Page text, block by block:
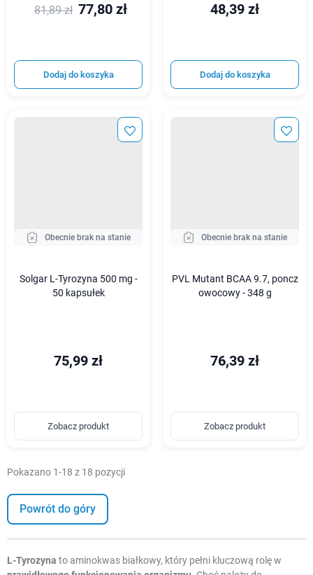
81,89 zł 77,80 zł
Dodaj do koszyka
48,39 zł
Dodaj do koszyka
Obecnie brak na stanie
Solgar L-Tyrozyna 500 mg -
50 kapsułek
75,99 zł
Zobacz produkt
Obecnie brak na stanie
PVL Mutant BCAA 9.7, poncz
owocowy - 348 g
76,39 zł
Zobacz produkt
Pokazano 1-18 z 18 pozycji
Powrót do góry
L-Tyrozyna to aminokwas białkowy, który pełni kluczową rolę w